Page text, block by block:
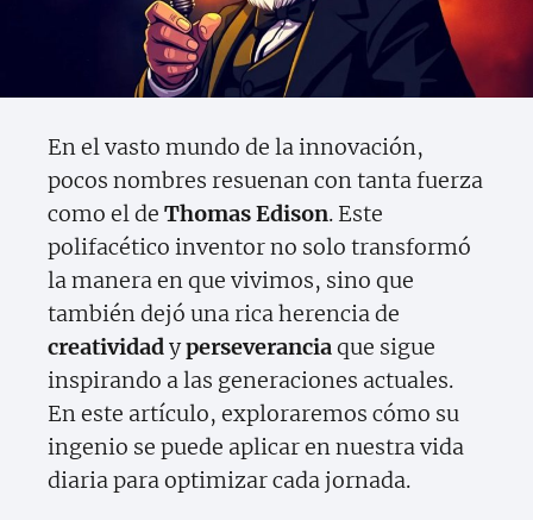
En el vasto mundo de la innovación,
pocos nombres resuenan con tanta fuerza
como el de Thomas Edison. Este
polifacético inventor no solo transformó
la manera en que vivimos, sino que
también dejó una rica herencia de
creatividadyperseveranciaque sigue
inspirando a las generaciones actuales.
En este artículo, exploraremos cómo su
ingenio se puede aplicar en nuestra vida
diaria para optimizar cada jornada.